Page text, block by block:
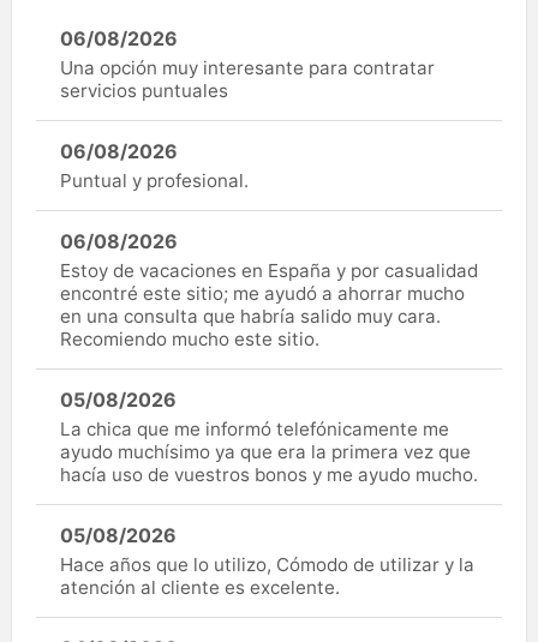
06/08/2026
Una opción muy interesante para contratar
servicios puntuales
06/08/2026
Puntual y profesional.
06/08/2026
Estoy de vacaciones en España y por casualidad
encontré este sitio; me ayudó a ahorrar mucho
en una consulta que habría salido muy cara.
Recomiendo mucho este sitio.
05/08/2026
La chica que me informó telefónicamente me
ayudo muchísimo ya que era la primera vez que
hacía uso de vuestros bonos y me ayudo mucho.
05/08/2026
Hace años que lo utilizo, Cómodo de utilizar y la
atención al cliente es excelente.